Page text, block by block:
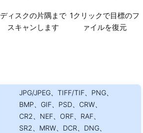
ディスクの片隅まで
スキャンします
1クリックで目標のフ
ァイルを復元
JPG/JPEG、TIFF/TIF、PNG、
BMP、GIF、PSD、CRW、
CR2、NEF、ORF、RAF、
SR2、MRW、DCR、DNG、